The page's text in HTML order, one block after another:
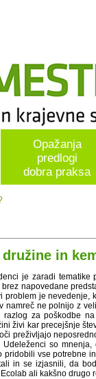
Opažanja
predlogi
dobra praksa
in
je zaradi
napovedane
je
namreč ne polnijo z
za poškodbe
živi kar precejšnje
preživljajo
so
vse potrebne
in se izjasnili, da
ali kakšno drugo